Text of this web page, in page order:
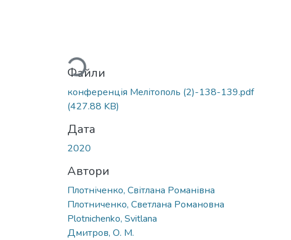
Вантажиться...
Файли
конференція Мелітополь (2)-138-139.pdf
(427.88 KB)
Дата
2020
Автори
Плотніченко, Світлана Романівна
Плотниченко, Светлана Романовна
Plotnichenko, Svitlana
Дмитров, О. М.